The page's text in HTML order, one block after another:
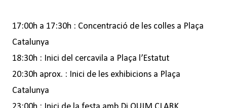
17:00h a 17:30h : Concentració de les colles a Plaça
Catalunya
18:30h : Inici del cercavila a Plaça l’Estatut
20:30h aprox. : Inici de les exhibicions a Plaça
Catalunya